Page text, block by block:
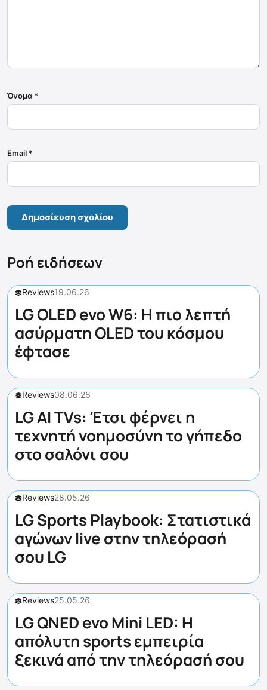
Όνομα *
Email *
Ροή ειδήσεων
Reviews19.06.26
LG OLED evo W6: Η πιο λεπτή
ασύρματη OLED του κόσμου
έφτασε
Reviews08.06.26
LG AI TVs: Έτσι φέρνει η
τεχνητή νοημοσύνη το γήπεδο
στο σαλόνι σου
Reviews28.05.26
LG Sports Playbook: Στατιστικά
αγώνων live στην τηλεόρασή
σου LG
Reviews25.05.26
LG QNED evo Mini LED: Η
απόλυτη sports εμπειρία
ξεκινά από την τηλεόρασή σου